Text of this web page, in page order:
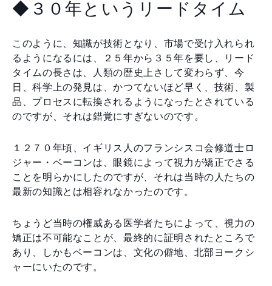
◆３０年というリードタイム
このように、知識が技術となり、市場で受け入れられ
るようになるには、２５年から３５年を要し、リード
タイムの長さは、人類の歴史上さして変わらず、今
日、科学上の発見は、かつてないほど早く、技術、製
品、プロセスに転換されるようになったとされている
のですが、それは錯覚にすぎないのです。
１２７０年頃、イギリス人のフランシスコ会修道士ロ
ジャー・ベーコンは、眼鏡によって視力が矯正でさる
ことを明らかにしたのですが、それは当時の人たちの
最新の知識とは相容れなかったのです。
ちょうど当時の権威ある医学者たちによって、視力の
矯正は不可能なことが、最終的に証明されたところで
あり、しかもベーコンは、文化の僻地、北部ヨークシ
ャーにいたのです。